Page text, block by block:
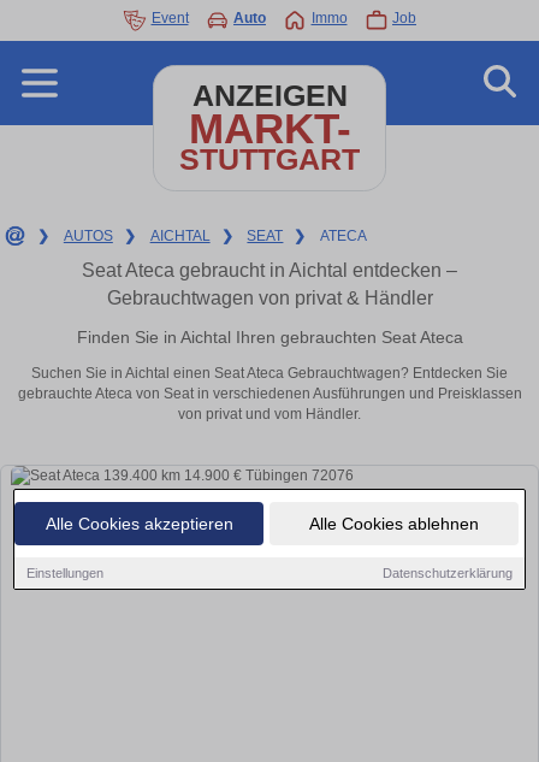
Alle Cookies akzeptieren Alle Cookies ablehnen
Einstellungen Datenschutzerklärung
Event Auto Immo Job
ANZEIGEN
MARKT-
STUTTGART
❯ AUTOS ❯ AICHTAL ❯ SEAT ❯ ATECA
Seat Ateca gebraucht in Aichtal entdecken –
Gebrauchtwagen von privat & Händler
Finden Sie in Aichtal Ihren gebrauchten Seat Ateca
Suchen Sie in Aichtal einen Seat Ateca Gebrauchtwagen? Entdecken Sie
gebrauchte Ateca von Seat in verschiedenen Ausführungen und Preisklassen
von privat und vom Händler.